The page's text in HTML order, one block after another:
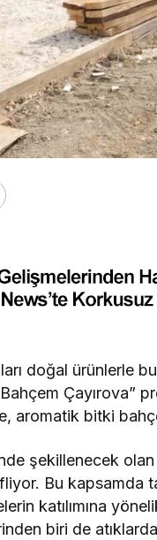
doğal ürünlerle
Çayırova”
aromatik bitki
şekillenecek
Bu kapsamda
katılımına
biri de